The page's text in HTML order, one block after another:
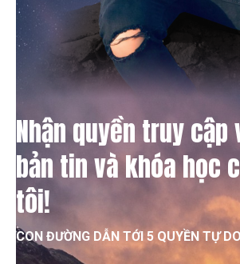
Nhận quyền truy cập
bản tin và khóa học
tôi!
CON ĐƯỜNG DẪN TỚI 5 QUYỀN TỰ